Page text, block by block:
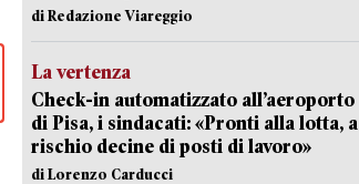
di Redazione Viareggio
La vertenza
Check-in automatizzato all’aeroporto
di Pisa, i sindacati: «Pronti alla lotta, a
rischio decine di posti di lavoro»
di Lorenzo Carducci